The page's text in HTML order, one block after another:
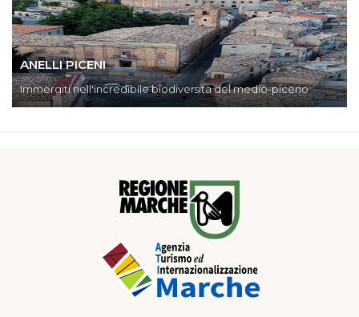
ANELLI PICENI
Immergiti nell'incredibile biodiversità del medio-piceno